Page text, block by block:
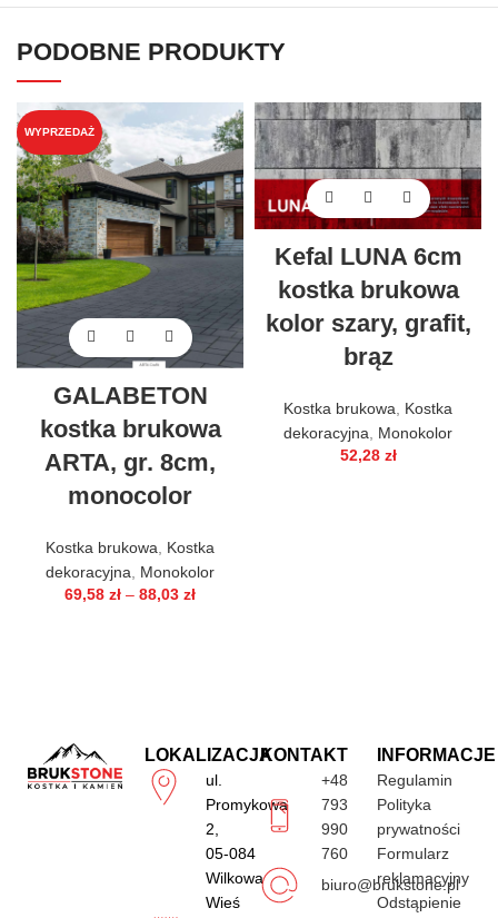
PODOBNE PRODUKTY
WYPRZEDAŻ
GALABETON
kostka brukowa
ARTA, gr. 8cm,
monocolor
Kostka brukowa
Kostka
dekoracyjna
Monokolor
69,58 zł – 88,03 zł
Kefal LUNA 6cm
kostka brukowa
kolor szary, grafit,
brąz
Kostka brukowa
Kostka
dekoracyjna
Monokolor
52,28 zł
LOKALIZACJA
ul.
Promykowa
2,
05-084
Wilkowa
Wieś
KONTAKT
+48
793
990
760
biuro@brukstone.pl
INFORMACJE
Regulamin
Polityka
prywatności
Formularz
reklamacyjny
Odstąpienie